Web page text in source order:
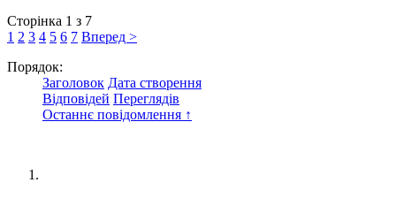
Сторінка 1 з 7
1 2 3 4 5 6 7 Вперед >
Порядок:
Заголовок Дата створення
Відповідей Переглядів
Останнє повідомлення ↑